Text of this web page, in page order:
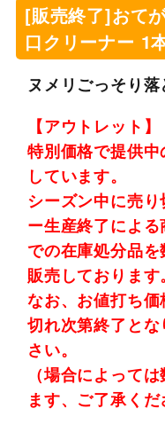
[販売終了]おて
口クリーナー 1
ヌメリごっそり落
【アウトレット】
特別価格で提供
しています。
シーズン中に売
ー生産終了によ
での在庫処分品
販売しております。
なお、お値打ち
切れ次第終了と
さい。
（場合によって
ます、ご了承くだ